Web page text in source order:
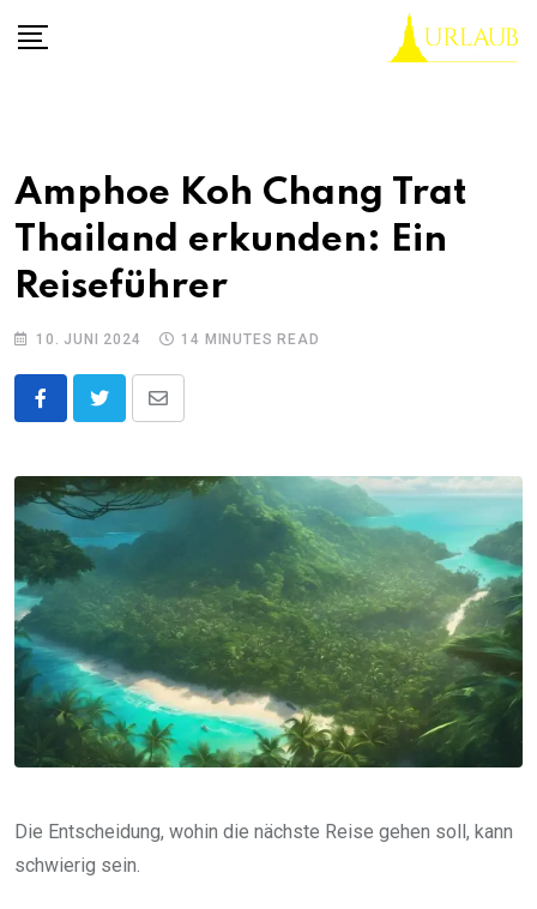
Amphoe Koh Chang Trat
Thailand erkunden: Ein
Reiseführer
10. JUNI 2024 14 MINUTES READ
Share
Email
Die Entscheidung, wohin die nächste Reise gehen soll, kann
schwierig sein.